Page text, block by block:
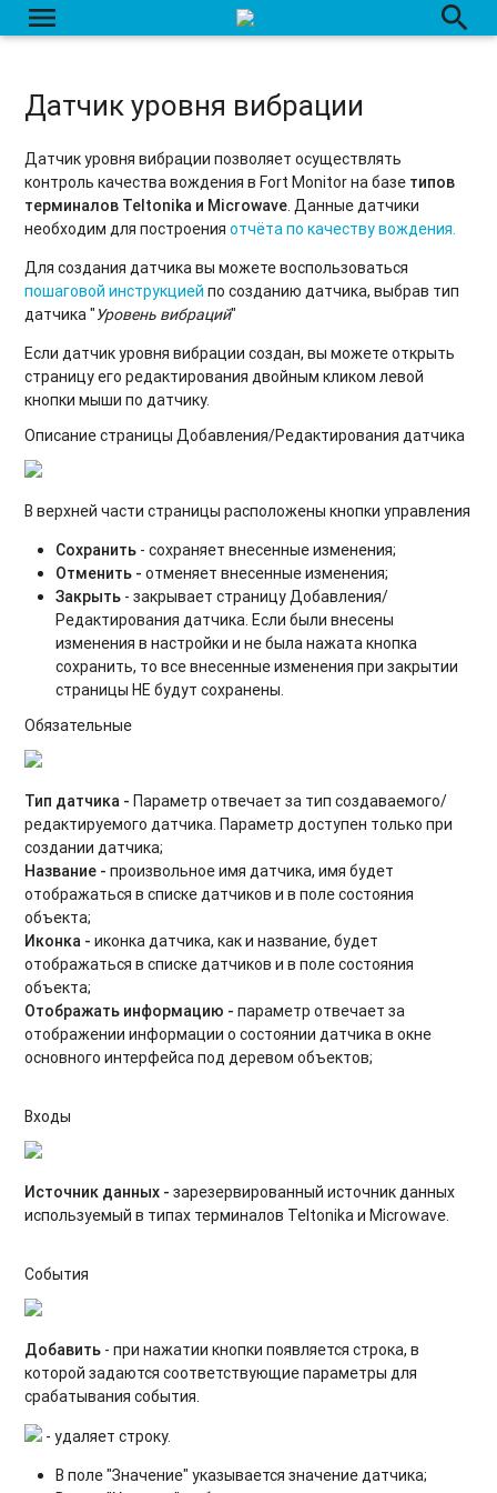
menu
Произвольный сумматор
Датчики пассажиропотока
Датчик зажигания по оборотам
Цифровой датчик температуры
Создание/Редактирование/Удаление датчика
search
Датчик уровня вибрации
Датчик уровня вибрации позволяет осуществлять
контроль качества вождения в Fort Monitor на базе типов
терминалов Teltonika и Microwave. Данные датчики
необходим для построенияотчёта по качеству вождения.
Для создания датчика вы можете воспользоваться
пошаговой инструкцией по созданию датчика, выбрав тип
датчика "Уровень вибраций"
Если датчик уровня вибрации создан, вы можете открыть
страницу его редактирования двойным кликом левой
кнопки мыши по датчику.
Описание страницы Добавления/Редактирования датчика
В верхней части страницы расположены кнопки управления
Сохранить - сохраняет внесенные изменения;
Отменить -отменяет внесенные изменения;
Закрыть - закрывает страницу Добавления/
Редактирования датчика. Если были внесены
изменения в настройки и не была нажата кнопка
сохранить, то все внесенные изменения при закрытии
страницы НЕ будут сохранены.
Обязательные
Тип датчика -Параметр отвечает за тип создаваемого/
редактируемого датчика. Параметр доступен только при
создании датчика;
Название -произвольное имя датчика, имя будет
отображаться в списке датчиков и в поле состояния
объекта;
Иконка -иконка датчика, как и название, будет
отображаться в списке датчиков и в поле состояния
объекта;
Отображать информацию -параметр отвечает за
отображении информации о состоянии датчика в окне
основного интерфейса под деревом объектов;
Входы
Источник данных -зарезервированный источник данных
используемый в типах терминалов Teltonika и Microwave.
События
Добавить - при нажатии кнопки появляется строка, в
которой задаются соответствующие параметры для
срабатывания события.
- удаляет строку.
В поле "Значение" указывается значение датчика;